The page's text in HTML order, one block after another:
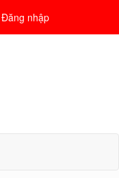
Đăng nhập